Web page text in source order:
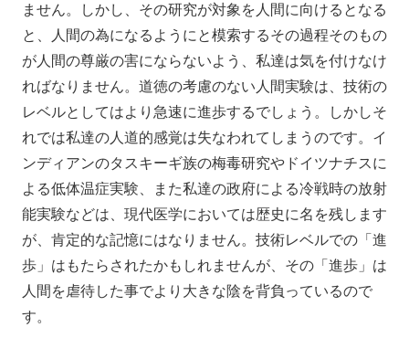
ません。しかし、その研究が対象を人間に向けるとなる
と、人間の為になるようにと模索するその過程そのもの
が人間の尊厳の害にならないよう、私達は気を付けなけ
ればなりません。道徳の考慮のない人間実験は、技術の
レベルとしてはより急速に進歩するでしょう。しかしそ
れでは私達の人道的感覚は失なわれてしまうのです。イ
ンディアンのタスキーギ族の梅毒研究やドイツナチスに
よる低体温症実験、また私達の政府による冷戦時の放射
能実験などは、現代医学においては歴史に名を残します
が、肯定的な記憶にはなりません。技術レベルでの「進
歩」はもたらされたかもしれませんが、その「進歩」は
人間を虐待した事でより大きな陰を背負っているので
す。